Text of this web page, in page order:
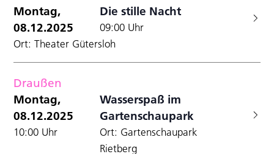
Montag,
08.12.2025
Die stille Nacht
09:00 Uhr
Ort: Theater Gütersloh
Draußen
Montag,
08.12.2025
Wasserspaß im
Gartenschaupark
10:00 Uhr
Ort: Gartenschaupark
Rietberg